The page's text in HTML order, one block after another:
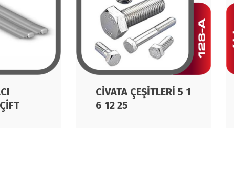
CİVATA ÇEŞİTLERİ 5 1
6 12 25